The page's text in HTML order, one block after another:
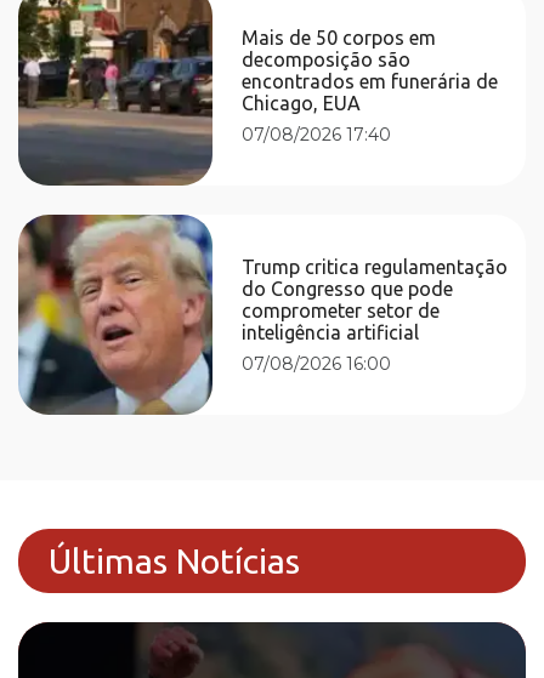
Mais de 50 corpos em
decomposição são
encontrados em funerária de
Chicago, EUA
07/08/2026 17:40
Trump critica regulamentação
do Congresso que pode
comprometer setor de
inteligência artificial
07/08/2026 16:00
Últimas Notícias